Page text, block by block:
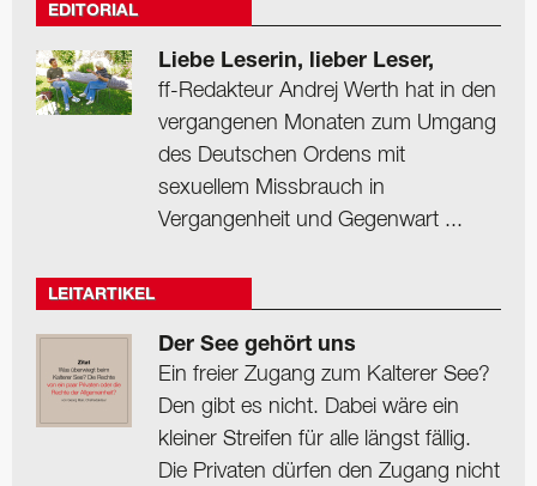
EDITORIAL
Liebe Leserin, lieber Leser,
ff-Redakteur Andrej Werth hat in den
vergangenen Monaten zum Umgang
des Deutschen Ordens mit
sexuellem Missbrauch in
Vergangenheit und Gegenwart ...
LEITARTIKEL
Der See gehört uns
Ein freier Zugang zum Kalterer See?
Den gibt es nicht. Dabei wäre ein
kleiner Streifen für alle längst fällig.
Die Privaten dürfen den Zugang nicht